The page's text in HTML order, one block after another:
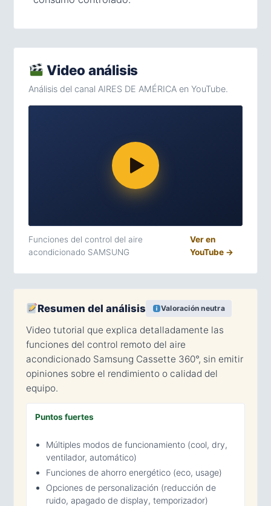
Video análisis
Análisis del canal AIRES DE AMÉRICA en YouTube.
Funciones del control del aire
acondicionado SAMSUNG
Ver en
YouTube →
Resumen del análisis Valoración neutra
Video tutorial que explica detalladamente las
funciones del control remoto del aire
acondicionado Samsung Cassette 360°, sin emitir
opiniones sobre el rendimiento o calidad del
equipo.
Puntos fuertes
Múltiples modos de funcionamiento (cool, dry,
ventilador, automático)
Funciones de ahorro energético (eco, usage)
Opciones de personalización (reducción de
ruido, apagado de display, temporizador)